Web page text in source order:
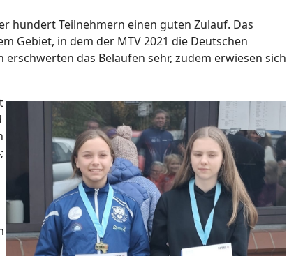
hundert Teilnehmern einen guten Zulauf. Das
Gebiet, in dem der MTV 2021 die Deutschen
das Belaufen sehr, zudem erwiesen sich